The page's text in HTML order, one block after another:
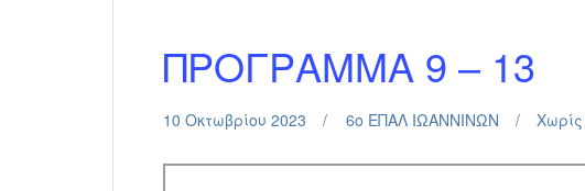
ΠΡΟΓΡΑΜΜΑ 9 – 13
10 Οκτωβρίου 2023 6ο ΕΠΑΛ ΙΩΑΝΝΙΝΩΝ